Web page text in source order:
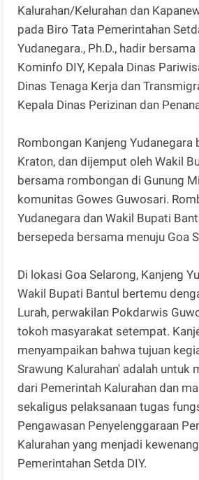
Kalurahan/Kelurahan dan
pada Biro Tata Pemerintahan
Yudanegara., Ph.D., hadir
Kominfo DIY, Kepala Dinas
Dinas Tenaga Kerja dan
Kepala Dinas Perizinan dan
Rombongan Kanjeng Yudanegara
Kraton, dan dijemput oleh Wakil
bersama rombongan di Gunung
komunitas Gowes Guwosari.
Yudanegara dan Wakil Bupati
bersepeda bersama menuju Goa
Di lokasi Goa Selarong, Kanjeng
Wakil Bupati Bantul bertemu
Lurah, perwakilan Pokdarwis
tokoh masyarakat setempat.
menyampaikan bahwa tujuan
Srawung Kalurahan' adalah untuk
dari Pemerintah Kalurahan dan
sekaligus pelaksanaan tugas
Pengawasan Penyelenggaraan
Kalurahan yang menjadi
Pemerintahan Setda DIY.